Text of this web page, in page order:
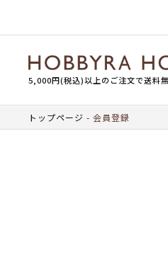
5,000円(税込)以上のご注文で送料
トップページ 会員登録